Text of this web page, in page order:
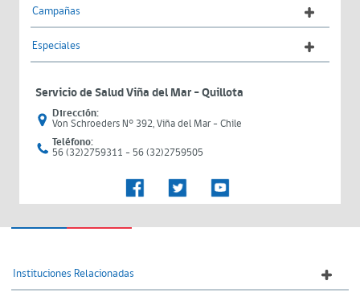
Campañas
Especiales
Servicio de Salud Viña del Mar – Quillota
Dirección:
Von Schroeders N° 392, Viña del Mar - Chile
Teléfono:
56 (32)2759311 - 56 (32)2759505
Instituciones Relacionadas